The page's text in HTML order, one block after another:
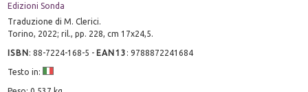
Edizioni Sonda
Traduzione di M. Clerici.
Torino, 2022; ril., pp. 228, cm 17x24,5.
ISBN:88-7224-168-5 - EAN13 :9788872241684
Testo in: